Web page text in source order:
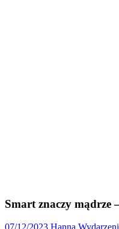
Smart znaczy